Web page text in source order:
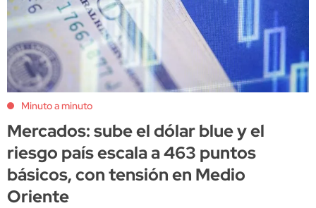
Minuto a minuto
Mercados: sube el dólar blue y el
riesgo país escala a 463 puntos
básicos, con tensión en Medio
Oriente